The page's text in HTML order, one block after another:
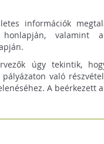
információk
honlapján,
úgy tekintik,
való
A beérkezett